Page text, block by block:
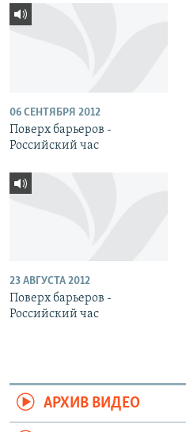
06 СЕНТЯБРЯ 2012
Поверх барьеров -
Российский час
23 АВГУСТА 2012
Поверх барьеров -
Российский час
АРХИВ ВИДЕО